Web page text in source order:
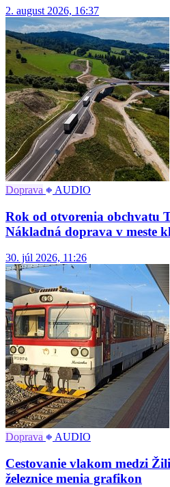
2. august 2026, 16:37
Doprava AUDIO
Rok od otvorenia obchvatu
Nákladná doprava v meste
30. júl 2026, 11:26
Doprava AUDIO
Cestovanie vlakom medzi
železnice menia grafikon